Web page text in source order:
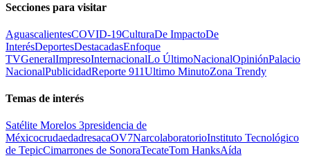
Secciones para visitar
AguascalientesCOVID-19CulturaDe ImpactoDe
InterésDeportesDestacadasEnfoque
TVGeneralImpresoInternacionalLo ÚltimoNacionalOpiniónPalacio
NacionalPublicidadReporte 911Ultimo MinutoZona Trendy
Temas de interés
Satélite Morelos 3presidencia de
MéxicocrudaedadresacaOV7NarcolaboratorioInstituto Tecnológico
de TepicCimarrones de SonoraTecateTom HanksAída